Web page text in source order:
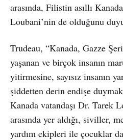
arasında, Filistin asıllı
Loubani’nin de olduğunu
Trudeau, “Kanada, Gazze
yaşanan ve birçok insanın
yitirmesine, sayısız insanın
şiddetten derin endişe
Kanada vatandaşı Dr. Tarek
arasında yer aldığı, siviller,
yardım ekipleri ile çocuklar